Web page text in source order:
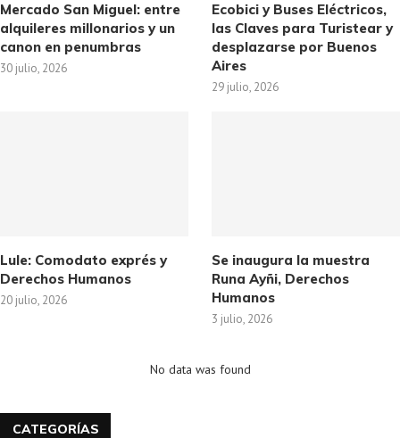
Mercado San Miguel: entre
alquileres millonarios y un
canon en penumbras
30 julio, 2026
Ecobici y Buses Eléctricos,
las Claves para Turistear y
desplazarse por Buenos
Aires
29 julio, 2026
Lule: Comodato exprés y
Derechos Humanos
20 julio, 2026
Se inaugura la muestra
Runa Ayñi, Derechos
Humanos
3 julio, 2026
No data was found
CATEGORÍAS